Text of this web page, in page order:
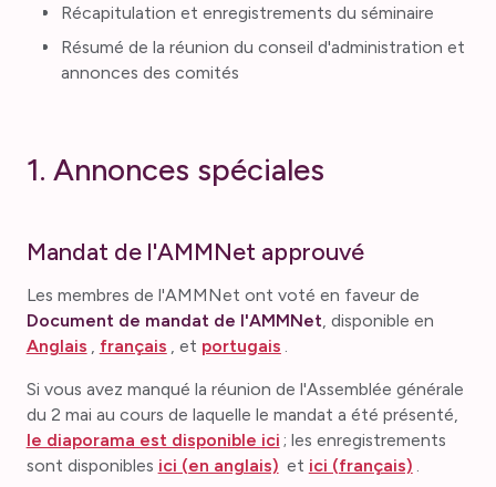
Récapitulation et enregistrements du séminaire
Résumé de la réunion du conseil d'administration et
annonces des comités
1. Annonces spéciales
Mandat de l'AMMNet approuvé
Les membres de l'AMMNet ont voté en faveur de
Document de mandat de l'AMMNet , disponible en
Anglais
français , et portugais
Si vous avez manqué la réunion de l'Assemblée générale
du 2 mai au cours de laquelle le mandat a été présenté,
le diaporama est disponible ici ; les enregistrements
sont disponibles ici (en anglais) et ici (français)